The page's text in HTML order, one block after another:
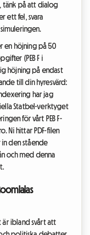
tänk på att dialog
ett fel, svara
en höjning på 50
(PEB F i
höjning på endast
till din hyresvärd:
har jag
Statbel-verktyget
för vårt PEB F-
Ni hittar PDF-filen
den stående
och med denna
är ibland svårt att